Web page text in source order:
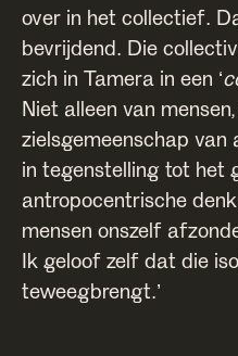
over in het collectief.
bevrijdend. Die
zich in Tamera in een ‘
Niet alleen van
zielsgemeenschap
in tegenstelling tot het
antropocentrische
mensen onszelf
Ik geloof zelf dat die
teweegbrengt.’